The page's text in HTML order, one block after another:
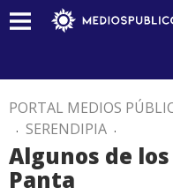
PORTAL MEDIOS
. SERENDIPIA .
Algunos de
Panta